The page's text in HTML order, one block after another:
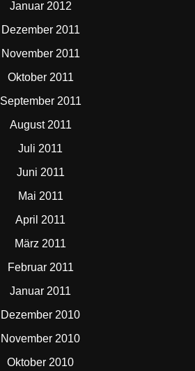
Januar 2012
Dezember 2011
November 2011
Oktober 2011
September 2011
August 2011
Juli 2011
Juni 2011
Mai 2011
April 2011
März 2011
Februar 2011
Januar 2011
Dezember 2010
November 2010
Oktober 2010